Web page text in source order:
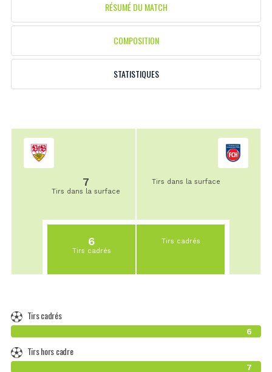
RÉSUMÉ DU MATCH
COMPOSITION
STATISTIQUES
7
Tirs dans la surface
6
Tirs cadrés
Tirs dans la surface
Tirs cadrés
Tirs cadrés
6
Tirs hors cadre
7